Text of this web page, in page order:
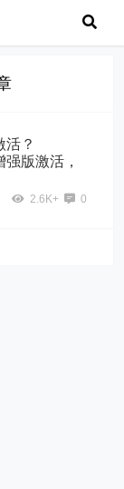
活？
版激活，
2.6K+ 0